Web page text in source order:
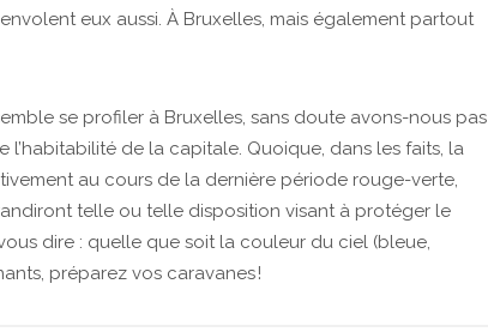
eux aussi. À Bruxelles, mais également partout
se profiler à Bruxelles, sans doute avons-nous pas
de la capitale. Quoique, dans les faits, la
au cours de la dernière période rouge-verte,
telle ou telle disposition visant à protéger le
dire : quelle que soit la couleur du ciel (bleue,
préparez vos caravanes !